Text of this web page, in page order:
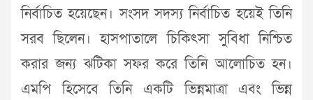
নির্বাচিত হয়েছেন। সংসদ সদস্য নির্বাচিত হয়েই তিনি
সরব ছিলেন। হাসপাতালে চিকিৎসা সুবিধা নিশ্চিত
করার জন্য ঝটিকা সফর করে তিনি আলোচিত হন।
এমপি হিসেবে তিনি একটি ভিন্নমাত্রা এবং ভিন্ন